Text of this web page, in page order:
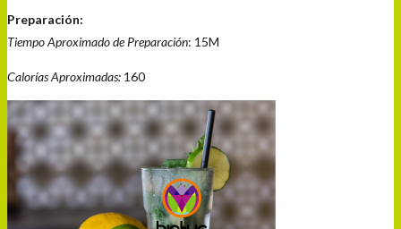
Preparación:
Tiempo Aproximado de Preparación: 15M
Calorías Aproximadas: 160